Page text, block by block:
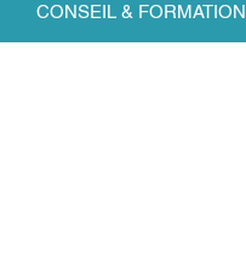
CONSEIL & FORMATION